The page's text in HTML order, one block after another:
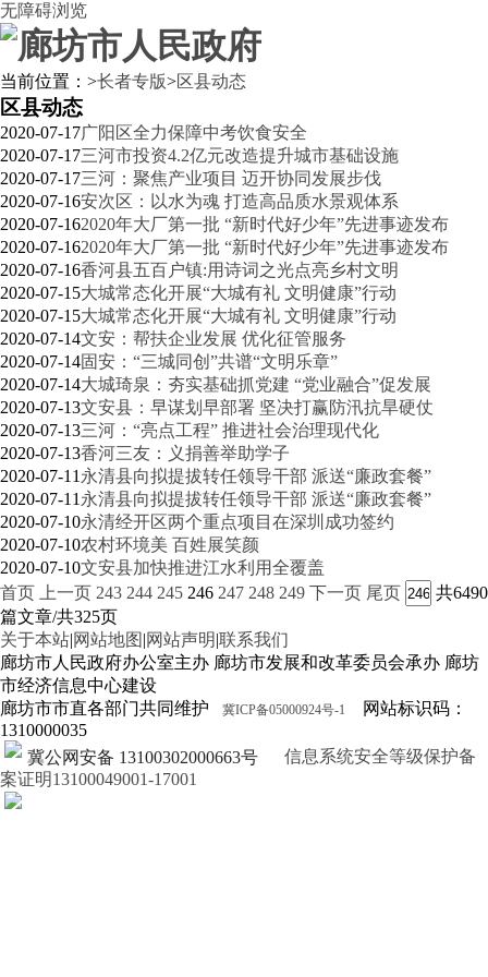
无障碍浏览
当前位置： >长者专版>区县动态
区县动态
2020-07-17广阳区全力保障中考饮食安全
2020-07-17三河市投资4.2亿元改造提升城市基础设施
2020-07-17三河：聚焦产业项目 迈开协同发展步伐
2020-07-16安次区：以水为魂 打造高品质水景观体系
2020-07-162020年大厂第一批 “新时代好少年”先进事迹发布
2020-07-162020年大厂第一批 “新时代好少年”先进事迹发布
2020-07-16香河县五百户镇:用诗词之光点亮乡村文明
2020-07-15大城常态化开展“大城有礼 文明健康”行动
2020-07-15大城常态化开展“大城有礼 文明健康”行动
2020-07-14文安：帮扶企业发展 优化征管服务
2020-07-14固安：“三城同创”共谱“文明乐章”
2020-07-14大城琦泉：夯实基础抓党建 “党业融合”促发展
2020-07-13文安县：早谋划早部署 坚决打赢防汛抗旱硬仗
2020-07-13三河：“亮点工程” 推进社会治理现代化
2020-07-13香河三友：义捐善举助学子
2020-07-11 永清县向拟提拔转任领导干部 派送“廉政套餐”
2020-07-11 永清县向拟提拔转任领导干部 派送“廉政套餐”
2020-07-10永清经开区两个重点项目在深圳成功签约
2020-07-10农村环境美 百姓展笑颜
2020-07-10文安县加快推进江水利用全覆盖
首页
上一页 243 244 245 246 247 248 249 下一页 尾页
共6490
篇文章/共325页
关于本站|网站地图 |网站声明|联系我们
廊坊市人民政府办公室主办 廊坊市发展和改革委员会承办 廊坊
市经济信息中心建设
廊坊市市直各部门共同维护
冀ICP备05000924号-1
网站标识码：
1310000035
冀公网安备 13100302000663号
信息系统安全等级保护备
案证明13100049001-17001